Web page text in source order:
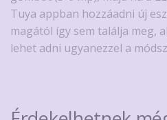
Tuya appban hozzáadni új
magától így sem találja meg,
lehet adni ugyanezzel a